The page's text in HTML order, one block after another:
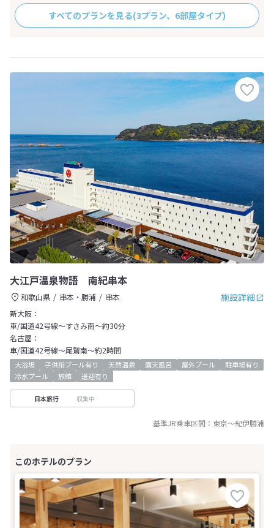
すべてのプランを見る(3プラン、6部屋タイプ)
大江戸温泉物語 南紀串本
施設詳細
和歌山県 串本・勝浦
串本
新大阪：
車/国道42号線～すさみ南～約30分
名古屋：
車/国道42号線～尾鷲南～約2時間
大浴場 子供用プール有り 天然温泉 露天風呂 屋外プール
駐車場有り
冷水プール
旅館 送迎有り
日本旅行 収集中
基準JR乗車区間： 東京～紀伊勝浦